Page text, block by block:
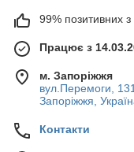
99% позитивних з
Працює з
м. Запоріжжя
вул.Перемоги,
Запоріжжя,
Контакти